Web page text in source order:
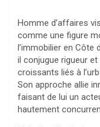
Homme d’affaires
comme une figure
l’immobilier en Côte
il conjugue rigueur
croissants liés à
Son approche allie
faisant de lui un
hautement